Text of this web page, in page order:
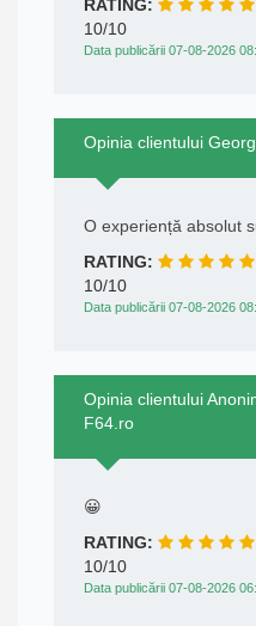
RATING:
10/10
Data publicării 07-08-2026
Opinia clientului
O experiență absolut
RATING:
10/10
Data publicării 07-08-2026
Opinia clientului
F64.ro
😀
RATING:
10/10
Data publicării 07-08-2026